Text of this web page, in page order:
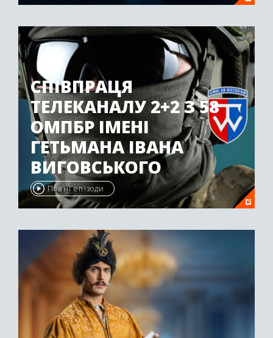
СПІВПРАЦЯ
ТЕЛЕКАНАЛУ 2+2 З 58
ОМПБР ІМЕНІ
ГЕТЬМАНА ІВАНА
ВИГОВСЬКОГО
Повні епізоди